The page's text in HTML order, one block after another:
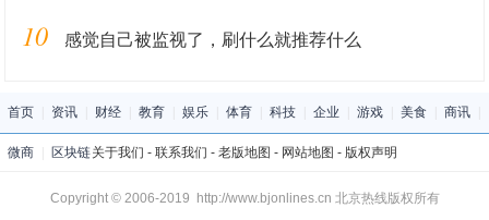
10 感觉自己被监视了，刷什么就推荐什么
首页 资讯 财经 教育 娱乐 体育 科技 企业 游戏 美食 商讯
微商 区块链关于我们 - 联系我们 - 老版地图 - 网站地图 - 版权声明
Copyright © 2006-2019 http://www.bjonlines.cn 北京热线版权所有